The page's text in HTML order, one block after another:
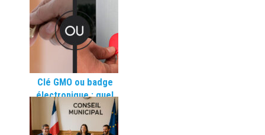
municipaux sans
travaux grâce au
contrôle d’accès
sans fil
Clé GMO ou badge
électronique : quel
système choisir pour
une collectivité ?